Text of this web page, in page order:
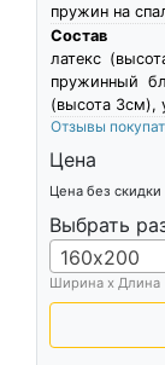
пружин на
Состав
латекс
пружинный
(высота 3см),
Отзывы
Цена
Цена без скидки
Выбрать
160х200
Ширина х Длина